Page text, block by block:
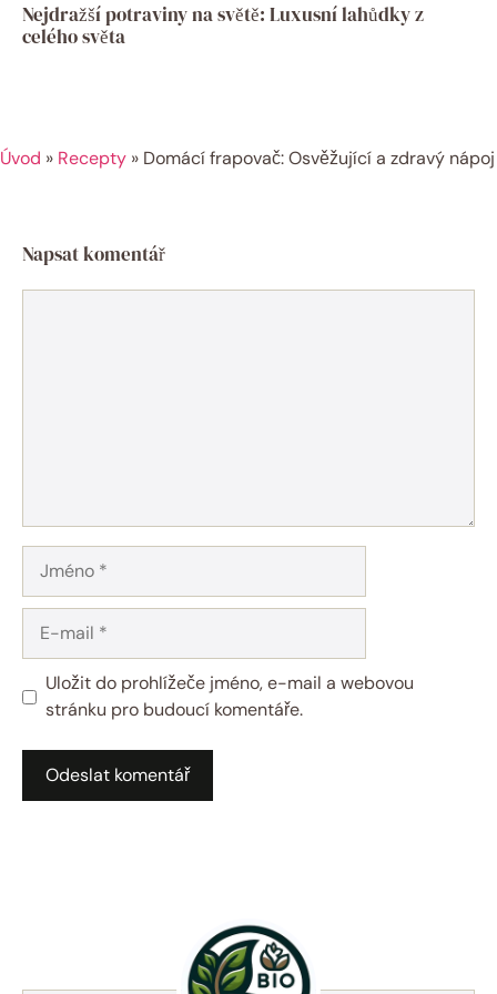
Nejdražší potraviny na světě: Luxusní lahůdky z
celého světa
Úvod » Recepty » Domácí frapovač: Osvěžující a zdravý nápoj
Napsat komentář
mail
Uložit do prohlížeče jméno, e-mail a webovou
stránku pro budoucí komentáře.